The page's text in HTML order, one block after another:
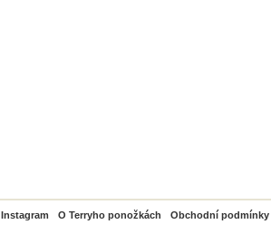
Instagram O Terryho ponožkách Obchodní podmínky
PayPal